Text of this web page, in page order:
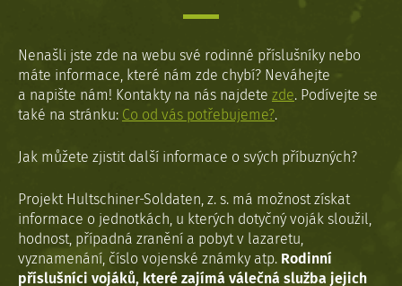
Nenašli jste zde na webu své rodinné příslušníky nebo
máte informace, které nám zde chybí? Neváhejte
a napište nám! Kontakty na nás najdete zde. Podívejte se
také na stránku: Co od vás potřebujeme?.
Jak můžete zjistit další informace o svých příbuzných?
Projekt Hultschiner-Soldaten, z. s. má možnost získat
informace o jednotkách, u kterých dotyčný voják sloužil,
hodnost, případná zranění a pobyt v lazaretu,
vyznamenání, číslo vojenské známky atp. Rodinní
příslušníci vojáků, které zajímá válečná služba jejich